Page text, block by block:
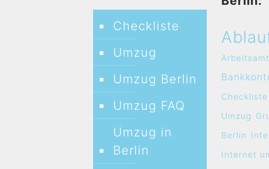
Checkliste
Umzug
Umzug Berlin
Umzug FAQ
Umzug in
Berlin
Arbeitsamt
Checkliste
Umzug
Berlin
Internet